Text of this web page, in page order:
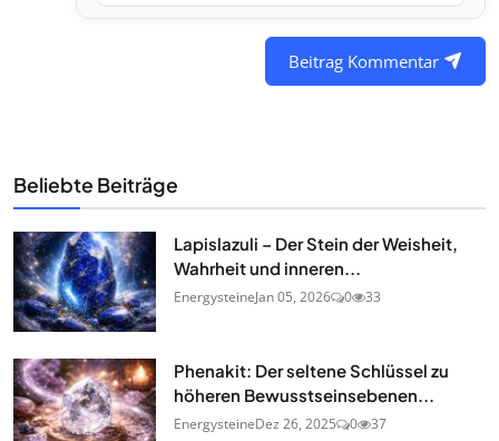
Beitrag Kommentar
Beliebte Beiträge
Lapislazuli – Der Stein der Weisheit,
Wahrheit und inneren...
EnergysteineJan 05, 2026 0 33
Phenakit: Der seltene Schlüssel zu
höheren Bewusstseinsebenen...
EnergysteineDez 26, 2025 0 37